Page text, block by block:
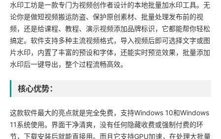
水印工坊是一款专门为视频创作者设计的本地批量加水印工具。无
论你是做短视频搬运防盗、保护原创素材、批量处理发布前的视
频，还是给课程、教程、演示视频添加品牌标识，它都能帮你轻松
搞定。软件支持多种主流视频格式，导入视频后即可选择文字或图
片水印，内置了丰富的预设和字体，还能实时预览效果，批量添加
水印后一键导出，整个过程流畅高效。
核心优势：
这款软件最大的亮点就是完全免费，支持Windows 10和Windows
11系统使用。界面干净清爽，没有任何隐藏收费或强制付费的环
节，下载安装后就能直接用。而且它支持GPU加速，在处理大批量